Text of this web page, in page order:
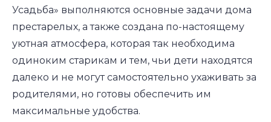
Усадьба» выполняются основные задачи дома
престарелых, а также создана по-настоящему
уютная атмосфера, которая так необходима
одиноким старикам и тем, чьи дети находятся
далеко и не могут самостоятельно ухаживать за
родителями, но готовы обеспечить им
максимальные удобства.